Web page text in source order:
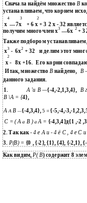
Сначала найдём множествоВ
устанавливаем, что корнем
х
4 3 2
—7х + 6 х + 3 2 х - 32
получим многочлен х3 —6х 2 +
Также подбором
х3 - 6х2 + 32 и делим этот
2
8х +16. Его корни
х -
Итак, множествоВнайдено, В
данного задания.
1.
А 'и В—{-4,-2,1,3,4}, В
В \А = {4},
ААВ—{-4,3,4},5 ={-5,-4,-3,-
С = ( Аа В ) аА = {-4,3,4}д{1 ,-2
2. Так как- 4 е А и - 4 ё С , 4 е С
3. Р(В) = {0 , {-2}, {1}, {4}, {-2,1},
Как видим,Р( В) содержит 8